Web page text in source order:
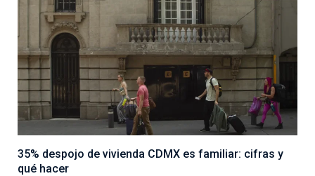
35% despojo de vivienda CDMX es familiar: cifras y
qué hacer